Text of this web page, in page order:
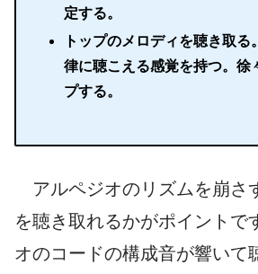
定する。
トップのメロディを聴き取る
律に聴こえる感覚を持つ。徐
プする。
アルペジオのリズムを崩さ
を聴き取れるかがポイントで
オのコードの構成音が響いて